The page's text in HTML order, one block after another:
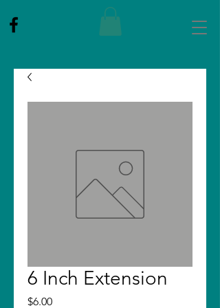
6 Inch Extension
$6.00मूल्य